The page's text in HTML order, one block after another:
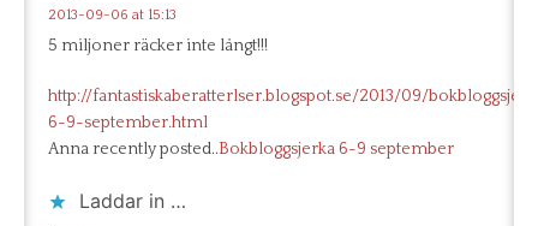
2013-09-06 at 15:13
5 miljoner räcker inte långt!!!
http://fantastiskaberatterlser.blogspot.se/2013/09/
6-9-september.html
Anna recently posted..Bokbloggsjerka 6-9 september
Laddar in …